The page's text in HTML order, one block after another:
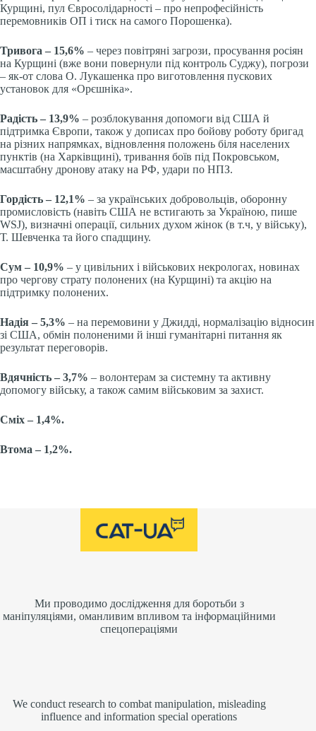
Курщині, пул Євросолідарності – про непрофесійність
перемовників ОП і тиск на самого Порошенка).
Тривога – 15,6% – через повітряні загрози, просування росіян
на Курщині (вже вони повернули під контроль Суджу), погрози
– як-от слова О. Лукашенка про виготовлення пускових
установок для «Орєшніка».
Радість – 13,9% – розблокування допомоги від США й
підтримка Європи, також у дописах про бойову роботу бригад
на різних напрямках, відновлення положень біля населених
пунктів (на Харківщині), тривання боїв під Покровськом,
масштабну дронову атаку на РФ, удари по НПЗ.
Гордість – 12,1% – за українських добровольців, оборонну
промисловість (навіть США не встигають за Україною, пише
WSJ), визначні операції, сильних духом жінок (в т.ч, у війську),
Т. Шевченка та його спадщину.
Сум – 10,9% – у цивільних і військових некрологах, новинах
про чергову страту полонених (на Курщині) та акцію на
підтримку полонених.
Надія – 5,3% – на перемовини у Джидді, нормалізацію відносин
зі США, обмін полоненими й інші гуманітарні питання як
результат переговорів.
Вдячність – 3,7% – волонтерам за системну та активну
допомогу війську, а також самим військовим за захист.
Сміх – 1,4%.
Втома – 1,2%.
Ми проводимо дослідження для боротьби з
маніпуляціями, оманливим впливом та інформаційними
спецопераціями
We conduct research to combat manipulation, misleading
influence and information special operations